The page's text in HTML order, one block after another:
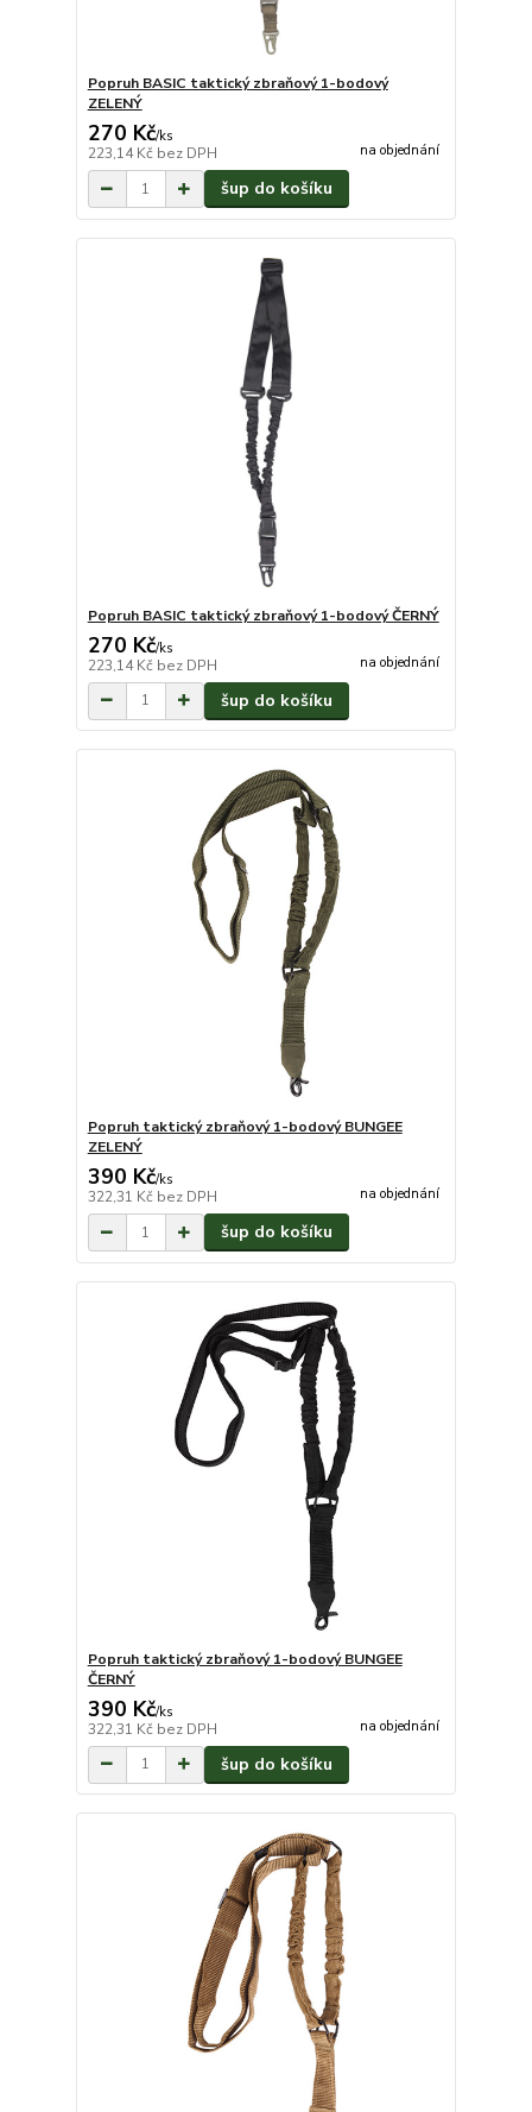
Popruh BASIC taktický zbraňový 1-bodový
ZELENÝ
270 Kč/ks
223,14 Kč bez DPH na objednání
šup do košíku
Popruh BASIC taktický zbraňový 1-bodový ČERNÝ
270 Kč/ks
223,14 Kč bez DPH na objednání
šup do košíku
Popruh taktický zbraňový 1-bodový BUNGEE
ZELENÝ
390 Kč/ks
322,31 Kč bez DPH na objednání
šup do košíku
Popruh taktický zbraňový 1-bodový BUNGEE
ČERNÝ
390 Kč/ks
322,31 Kč bez DPH na objednání
šup do košíku